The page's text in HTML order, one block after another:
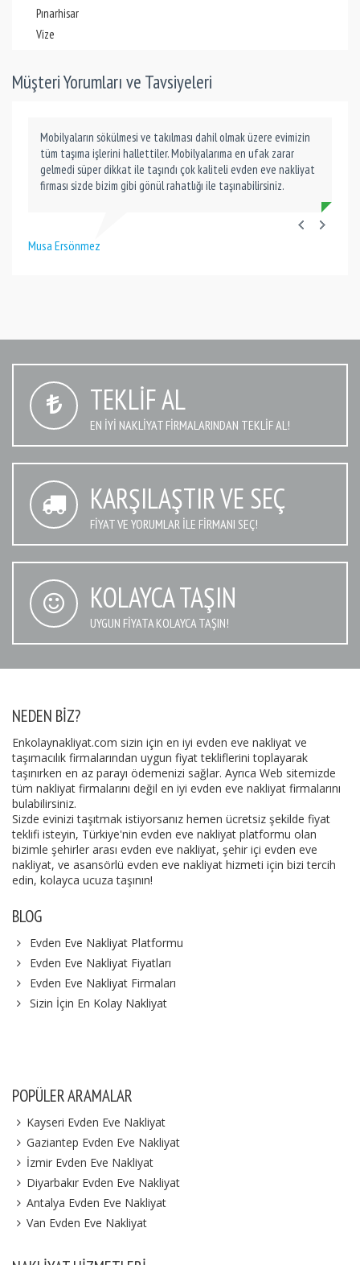
Pınarhisar
Vize
Müşteri Yorumları ve Tavsiyeleri
Mobilyaların sökülmesi ve takılması dahil olmak üzere evimizin
tüm taşıma işlerini hallettiler. Mobilyalarıma en ufak zarar
gelmedi süper dikkat ile taşındı çok kaliteli evden eve nakliyat
firması sizde bizim gibi gönül rahatlığı ile taşınabilirsiniz.
Musa Ersönmez
TEKLIF AL
EN IYI NAKLIYAT FIRMALARINDAN TEKLIF AL!
KARŞILAŞTIR VE SEÇ
FIYAT VE YORUMLAR İLE FIRMANI SEÇ!
KOLAYCA TAŞIN
UYGUN FIYATA KOLAYCA TAŞIN!
NEDEN BIZ?
Enkolaynakliyat.com sizin için en iyi evden eve nakliyat ve
taşımacılık firmalarından uygun fiyat tekliflerini toplayarak
taşınırken en az parayı ödemenizi sağlar. Ayrıca Web sitemizde
tüm nakliyat firmalarını değil en iyi evden eve nakliyat firmalarını
bulabilirsiniz.
Sizde evinizi taşıtmak istiyorsanız hemen ücretsiz şekilde fiyat
teklifi isteyin, Türkiye'nin evden eve nakliyat platformu olan
bizimle şehirler arası evden eve nakliyat, şehir içi evden eve
nakliyat, ve asansörlü evden eve nakliyat hizmeti için bizi tercih
edin, kolayca ucuza taşının!
BLOG
Evden Eve Nakliyat Platformu
Evden Eve Nakliyat Fiyatları
Evden Eve Nakliyat Firmaları
Sizin İçin En Kolay Nakliyat
POPÜLER ARAMALAR
Kayseri Evden Eve Nakliyat
Gaziantep Evden Eve Nakliyat
İzmir Evden Eve Nakliyat
Diyarbakır Evden Eve Nakliyat
Antalya Evden Eve Nakliyat
Van Evden Eve Nakliyat